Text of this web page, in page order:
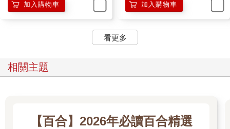
加入購物車 加入購物車
看更多
相關主題
【百合】2026年必讀百合精選